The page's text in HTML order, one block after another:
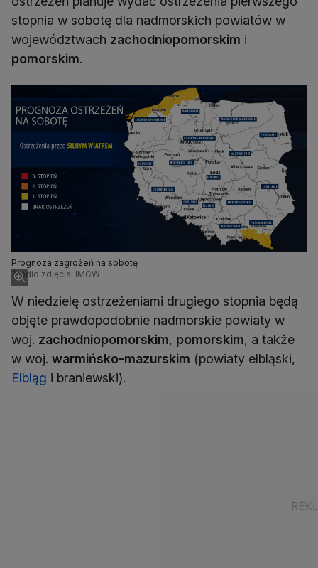
stopnia w sobotę dla nadmorskich powiatów w
województwach zachodniopomorskim i
pomorskim.
Prognoza zagrożeń na sobotę
Źródło zdjęcia: IMGW
W niedzielę ostrzeżeniami drugiego stopnia będą
objęte prawdopodobnie nadmorskie powiaty w
woj. zachodniopomorskim, pomorskim, a także
w woj. warmińsko-mazurskim (powiaty elbląski,
Elbląg i braniewski).